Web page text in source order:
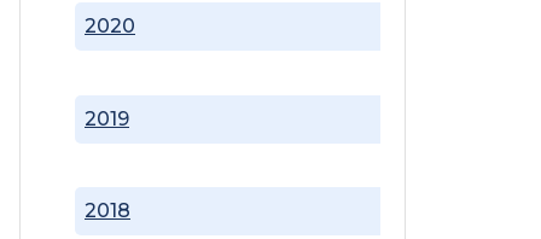
2018
2019
2020